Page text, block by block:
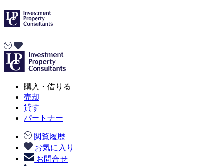
購入・借りる
売却
貸す
パートナー
閲覧履歴
お気に入り
お問合せ